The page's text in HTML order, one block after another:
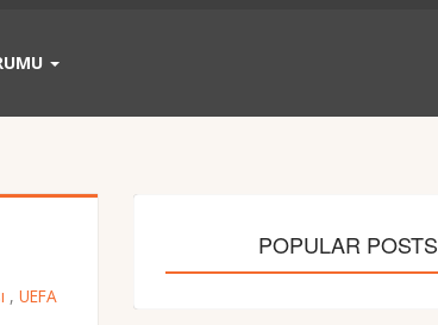
, UEFA
POPULAR POSTS